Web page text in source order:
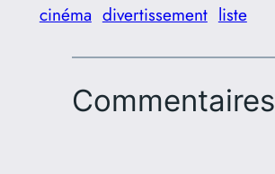
cinéma divertissement liste
Commentaires